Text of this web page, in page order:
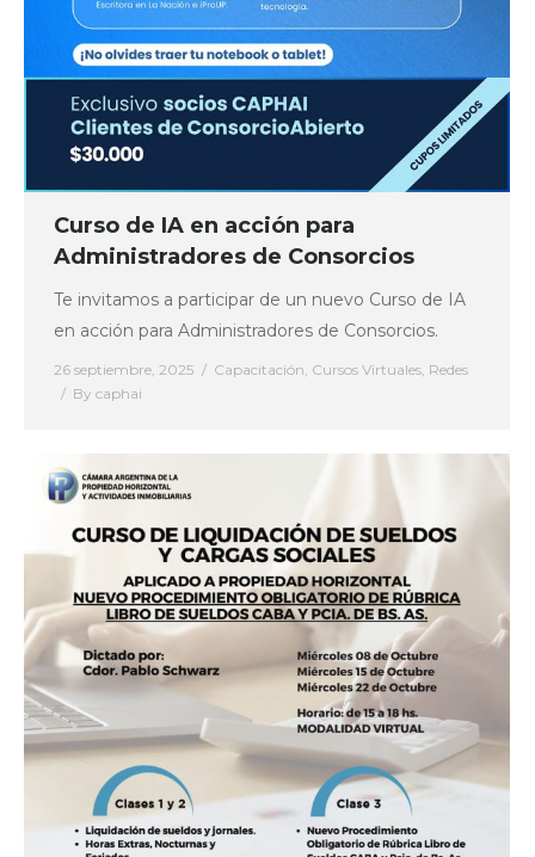
Curso de IA en acción para
Administradores de Consorcios
Te invitamos a participar de un nuevo Curso de IA
en acción para Administradores de Consorcios.
26 septiembre, 2025 Capacitación Cursos Virtuales Redes
By caphai